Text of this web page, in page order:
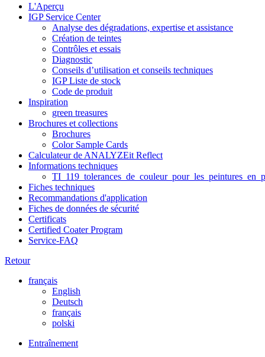
L'Aperçu
IGP Service Center
Analyse des dégradations, expertise et assistance
Création de teintes
Contrôles et essais
Diagnostic
Conseils d’utilisation et conseils techniques
IGP Liste de stock
Code de produit
Inspiration
green treasures
Brochures et collections
Brochures
Color Sample Cards
Calculateur de ANALYZEit Reflect
Informations techniques
Fiches techniques
Recommandations d'application
Fiches de données de sécurité
Certificats
Certified Coater Program
Service-FAQ
Retour
français
English
Deutsch
français
polski
Entraînement